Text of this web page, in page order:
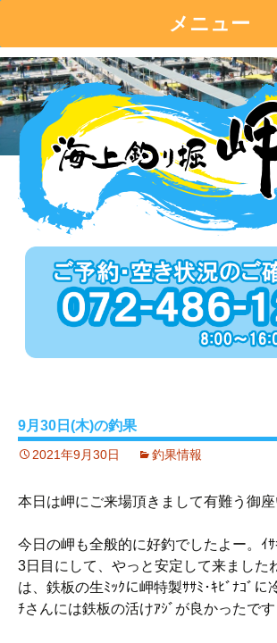
メニュー
コ
ン
テ
ン
9月30日(木)の釣果
2021年9月30日 釣果情報
本日は岬にご来場頂きまして有難う御座
今日の岬も全般的に好釣でしたよー。ｲ
3日目にして、やっと安定して来ました
は、鉄板の生ﾐｯｸに岬特製ｻｻﾐ･ｷﾋﾞﾅｺﾞに
ﾁさんには鉄板の活けｱｼﾞが良かったです